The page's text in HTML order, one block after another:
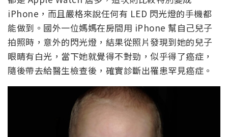
iPhone，而且嚴格來說任何有 LED 閃光燈的手機都
能做到。國外一位媽媽在房間用 iPhone 幫自己兒子
拍照時，意外的閃光燈，結果從照片發現到她的兒子
眼睛有白光，當下她就覺得不對勁，似乎得了癌症，
隨後帶去給醫生檢查後，確實診斷出罹患罕見癌症。